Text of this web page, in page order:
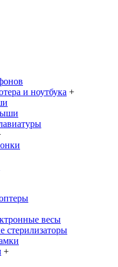
и ноутбука +
весы
стерилизаторы
+